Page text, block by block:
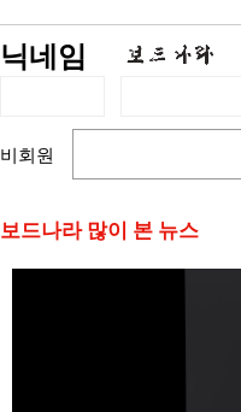
닉네임
비회원
보드나라 많이 본 뉴스